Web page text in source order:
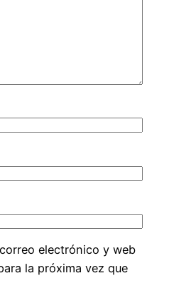
electrónico y web
la próxima vez que